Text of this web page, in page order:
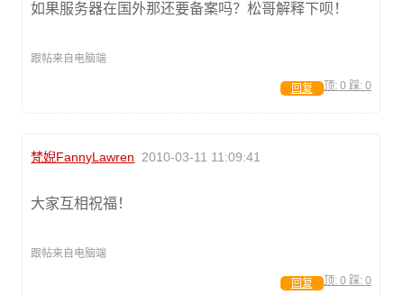
如果服务器在国外那还要备案吗？松哥解释下呗！
跟帖来自电脑端
顶: 0 踩: 0
回复
梵婗FannyLawren 2010-03-11 11:09:41
大家互相祝福！
跟帖来自电脑端
顶: 0 踩: 0
回复